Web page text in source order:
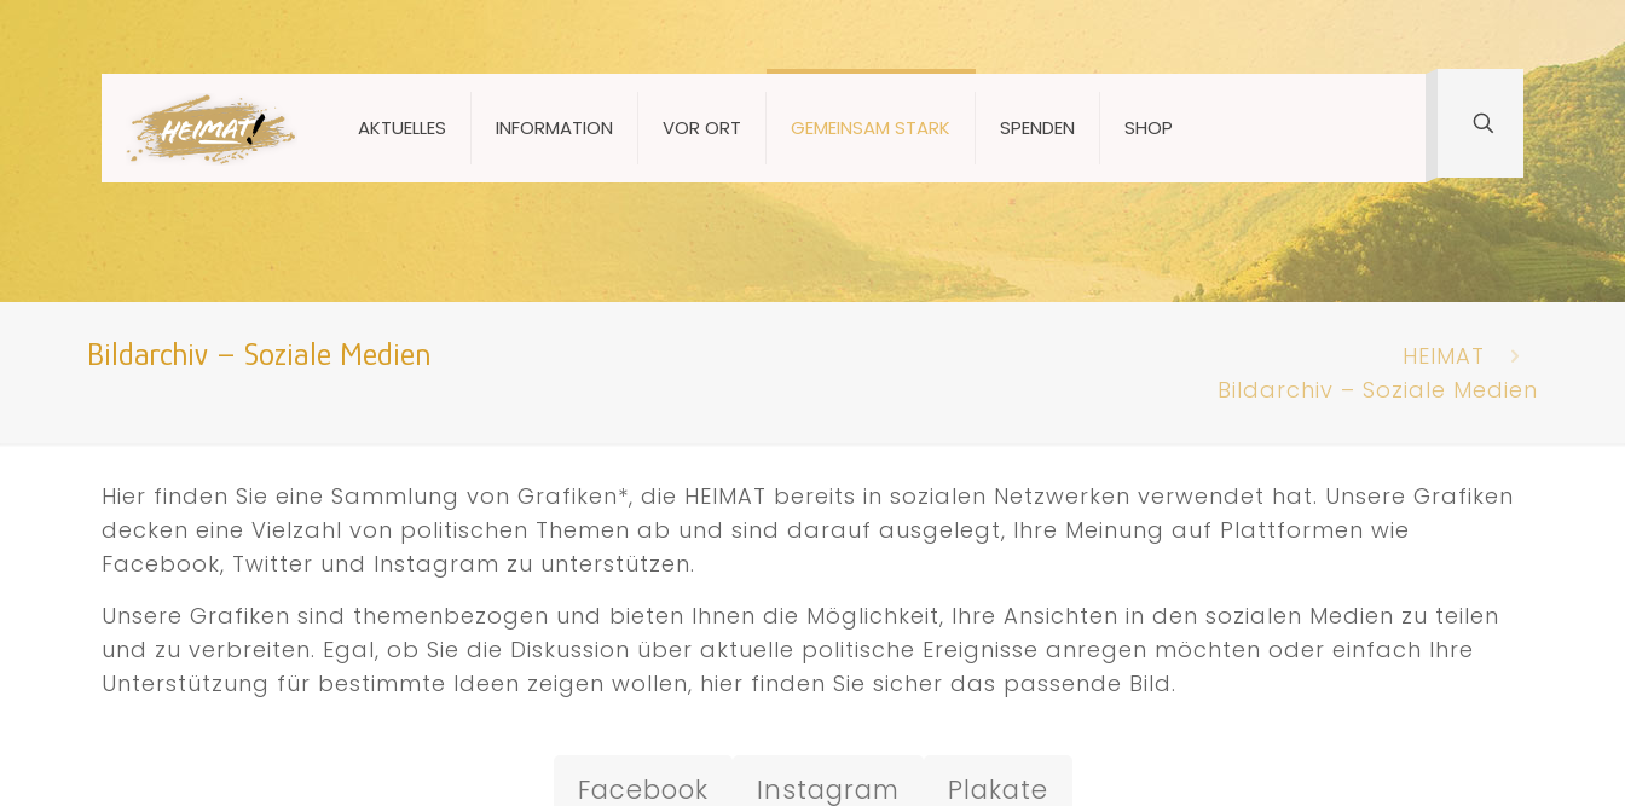
AKTUELLES INFORMATION VOR ORT GEMEINSAM STARK SPENDEN SHOP
Bildarchiv – Soziale Medien
HEIMAT
Bildarchiv – Soziale Medien
Hier finden Sie eine Sammlung von Grafiken*, die HEIMAT bereits in sozialen Netzwerken verwendet hat. Unsere Grafiken
decken eine Vielzahl von politischen Themen ab und sind darauf ausgelegt, Ihre Meinung auf Plattformen wie
Facebook, Twitter und Instagram zu unterstützen.
Unsere Grafiken sind themenbezogen und bieten Ihnen die Möglichkeit, Ihre Ansichten in den sozialen Medien zu teilen
und zu verbreiten. Egal, ob Sie die Diskussion über aktuelle politische Ereignisse anregen möchten oder einfach Ihre
Unterstützung für bestimmte Ideen zeigen wollen, hier finden Sie sicher das passende Bild.
Facebook Instagram Plakate